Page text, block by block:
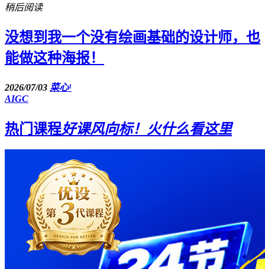
稍后阅读
没想到我一个没有绘画基础的设计师，也
能做这种海报！
2026/07/03 菜心¹
AIGC
热门课程好课风向标！火什么看这里